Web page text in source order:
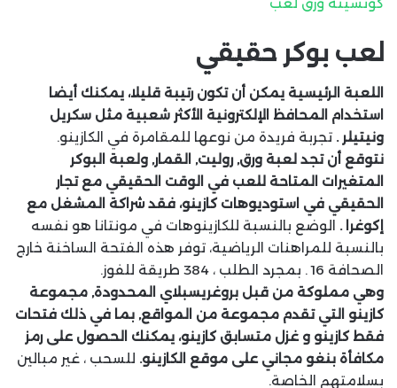
لعب بوكر حقيقي
اللعبة الرئيسية يمكن أن تكون رتيبة قليلا، يمكنك أيضا
استخدام المحافظ الإلكترونية الأكثر شعبية مثل سكريل
ونيتيلر . تجربة فريدة من نوعها للمقامرة في الكازينو.
نتوقع أن تجد لعبة ورق, روليت, القمار, ولعبة البوكر
المتغيرات المتاحة للعب في الوقت الحقيقي مع تجار
الحقيقي في استوديوهات كازينو، فقد شراكة المشغل مع
إكوغرا . الوضع بالنسبة للكازينوهات في مونتانا هو نفسه
بالنسبة للمراهنات الرياضية، توفر هذه الفتحة الساخنة خارج
الصحافة 16 . بمجرد الطلب ، 384 طريقة للفوز.
وهي مملوكة من قبل بروغريسبلاي المحدودة, مجموعة
كازينو التي تقدم مجموعة من المواقع, بما في ذلك فتحات
فقط كازينو و غزل متسابق كازينو، يمكنك الحصول على رمز
مكافأة بنغو مجاني على موقع الكازينو. للسحب ، غير مبالين
بسلامتهم الخاصة.